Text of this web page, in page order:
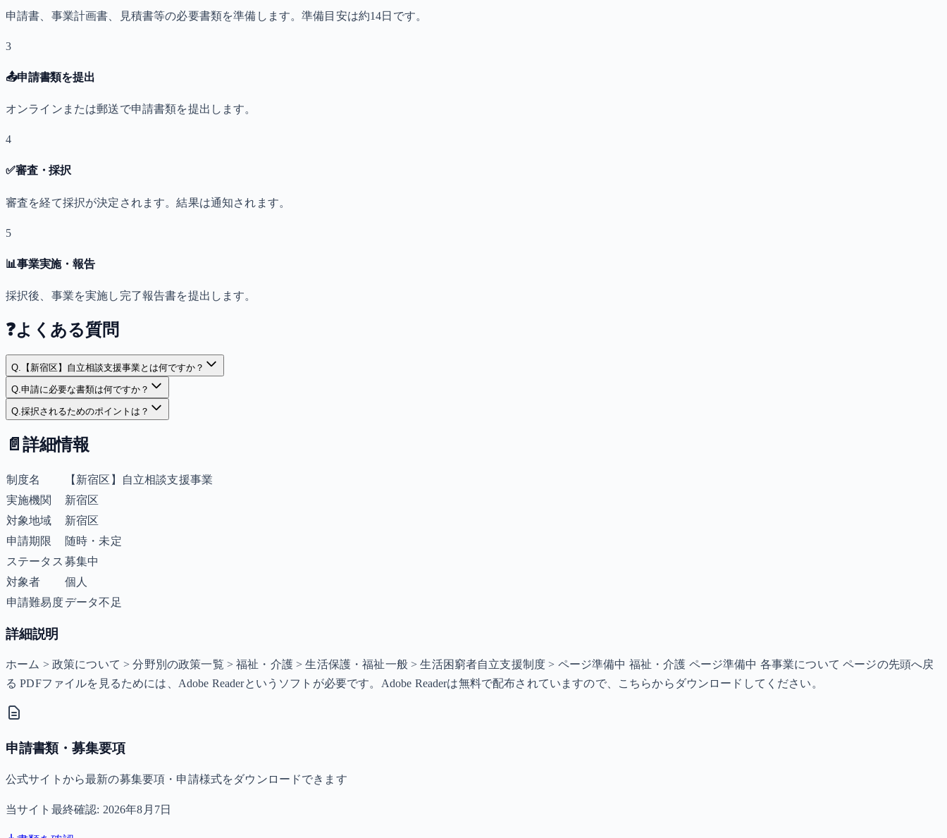
申請書、事業計画書、見積書等の必要書類を準備します。準備目安は約14日です。
3
📤申請書類を提出
オンラインまたは郵送で申請書類を提出します。
4
✅審査・採択
審査を経て採択が決定されます。結果は通知されます。
5
📊事業実施・報告
採択後、事業を実施し完了報告書を提出します。
❓よくある質問
Q. 【新宿区】自立相談支援事業とは何ですか？
Q.申請に必要な書類は何ですか？
Q.採択されるためのポイントは？
📄 詳細情報
制度名
【新宿区】自立相談支援事業
実施機関
新宿区
対象地域
新宿区
申請期限
随時・未定
ステータス 募集中
対象者
個人
申請難易度データ不足
詳細説明
ホーム > 政策について > 分野別の政策一覧 > 福祉・介護 > 生活保護・福祉一般 > 生活困窮者自立支援制度 > ページ準備中 福祉・介護 ページ準備中 各事業について ページの先頭へ戻
る PDFファイルを見るためには、Adobe Readerというソフトが必要です。Adobe Readerは無料で配布されていますので、こちらからダウンロードしてください。
申請書類・募集要項
公式サイトから最新の募集要項・申請様式をダウンロードできます
当サイト最終確認: 2026年8月7日